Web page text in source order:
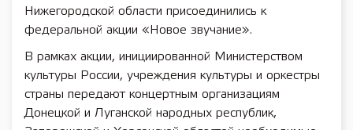
Нижегородской области присоединились к
федеральной акции «Новое звучание».
В рамках акции, инициированной Министерством
культуры России, учреждения культуры и оркестры
страны передают концертным организациям
Донецкой и Луганской народных республик,